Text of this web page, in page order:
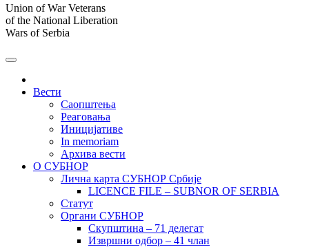
Union of War Veterans
of the National Liberation
Wars of Serbia
Вести
Саопштења
Реаговања
Иницијативе
In memoriam
Архива вести
О СУБНОР
Лична карта СУБНОР Србије
LICENCE FILE – SUBNOR OF SERBIA
Статут
Органи СУБНОР
Скупштина – 71 делегат
Извршни одбор – 41 члан